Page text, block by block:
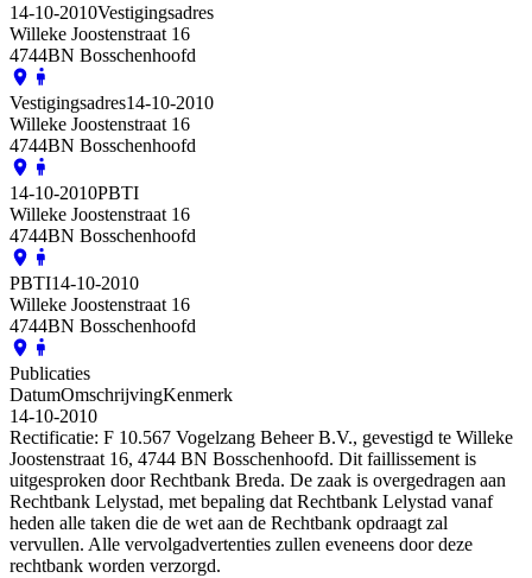
14-10-2010Vestigingsadres
Willeke Joostenstraat 16
4744BN Bosschenhoofd
Vestigingsadres14-10-2010
Willeke Joostenstraat 16
4744BN Bosschenhoofd
14-10-2010PBTI
Willeke Joostenstraat 16
4744BN Bosschenhoofd
PBTI14-10-2010
Willeke Joostenstraat 16
4744BN Bosschenhoofd
Publicaties
DatumOmschrijvingKenmerk
14-10-2010
Rectificatie: F 10.567 Vogelzang Beheer B.V., gevestigd te Willeke
Joostenstraat 16, 4744 BN Bosschenhoofd. Dit faillissement is
uitgesproken door Rechtbank Breda. De zaak is overgedragen aan
Rechtbank Lelystad, met bepaling dat Rechtbank Lelystad vanaf
heden alle taken die de wet aan de Rechtbank opdraagt zal
vervullen. Alle vervolgadvertenties zullen eveneens door deze
rechtbank worden verzorgd.